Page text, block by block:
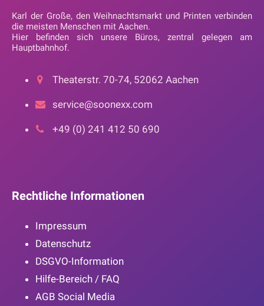
Karl der Große, den Weihnachtsmarkt und Printen verbinden
die meisten Menschen mit Aachen.
Hier befinden sich unsere Büros, zentral gelegen am
Hauptbahnhof.
Theaterstr. 70-74, 52062 Aachen
service@soonexx.com
+49 (0) 241 412 50 690
Rechtliche Informationen
Impressum
Datenschutz
DSGVO-Information
Hilfe-Bereich / FAQ
AGB Social Media